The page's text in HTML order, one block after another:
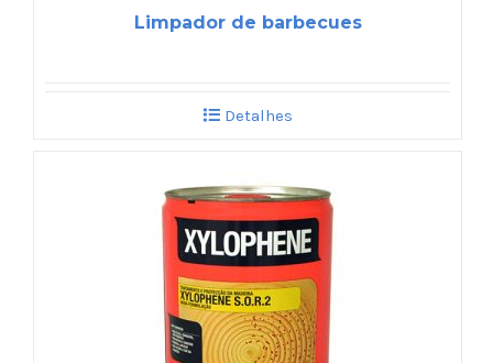
Limpador de barbecues
Detalhes